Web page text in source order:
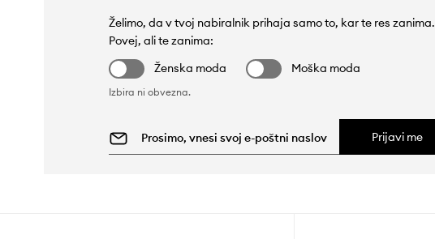
Želimo, da v tvoj nabiralnik prihaja samo to, kar te res zanima.
Povej, ali te zanima:
Ženska moda
Moška moda
Izbira ni obvezna.
Prijavi me